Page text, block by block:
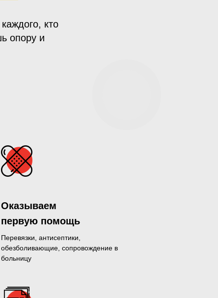
кто
опору и
Перевязки, антисептики,
обезболивающие, сопровождение в
больницу
Оказываем
первую помощь